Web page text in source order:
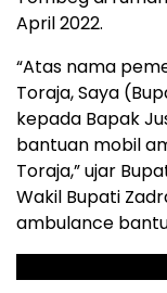
April 2022.
“Atas nama
Toraja, Saya
kepada Bapak
bantuan mobil
Toraja,” ujar
Wakil Bupati
ambulance